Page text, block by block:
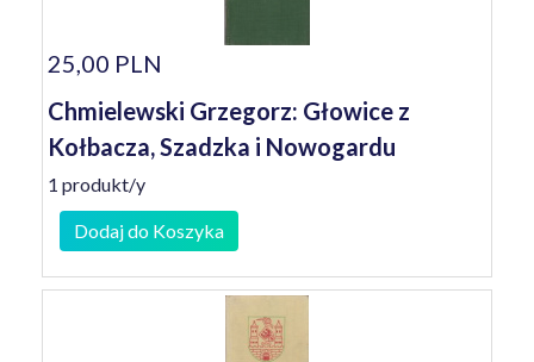
25,00 PLN
Chmielewski Grzegorz: Głowice z
Kołbacza, Szadzka i Nowogardu
1 produkt/y
Dodaj do Koszyka